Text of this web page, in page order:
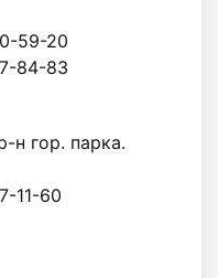
59-20
84-83
н гор. парка.
11-60